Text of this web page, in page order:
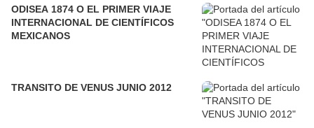
ODISEA 1874 O EL PRIMER VIAJE
INTERNACIONAL DE CIENTÍFICOS
MEXICANOS
TRANSITO DE VENUS JUNIO 2012